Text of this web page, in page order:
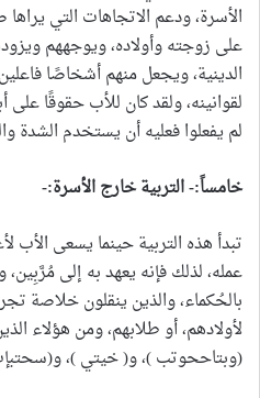
الأسرة، ودعم الاتجاهات التي
على زوجته وأولاده، ويوجههم
الدينية، ويجعل منهم أشخاصًا
لقوانينه، ولقد كان للأب حقوقًا على
لم يفعلوا فعليه أن يستخدم الشدة
خامساً:-التربية خارج الأسرة:-
تبدأ هذه التربية حينما يسعى الأب
عمله، لذلك فإنه يعهد به إلى
بالحُكماء، والذين ينقلون خلاصة
لأولادهم، أو طلابهم، ومن هؤلاء
(وبتاححوتب )، و( خيتي )،